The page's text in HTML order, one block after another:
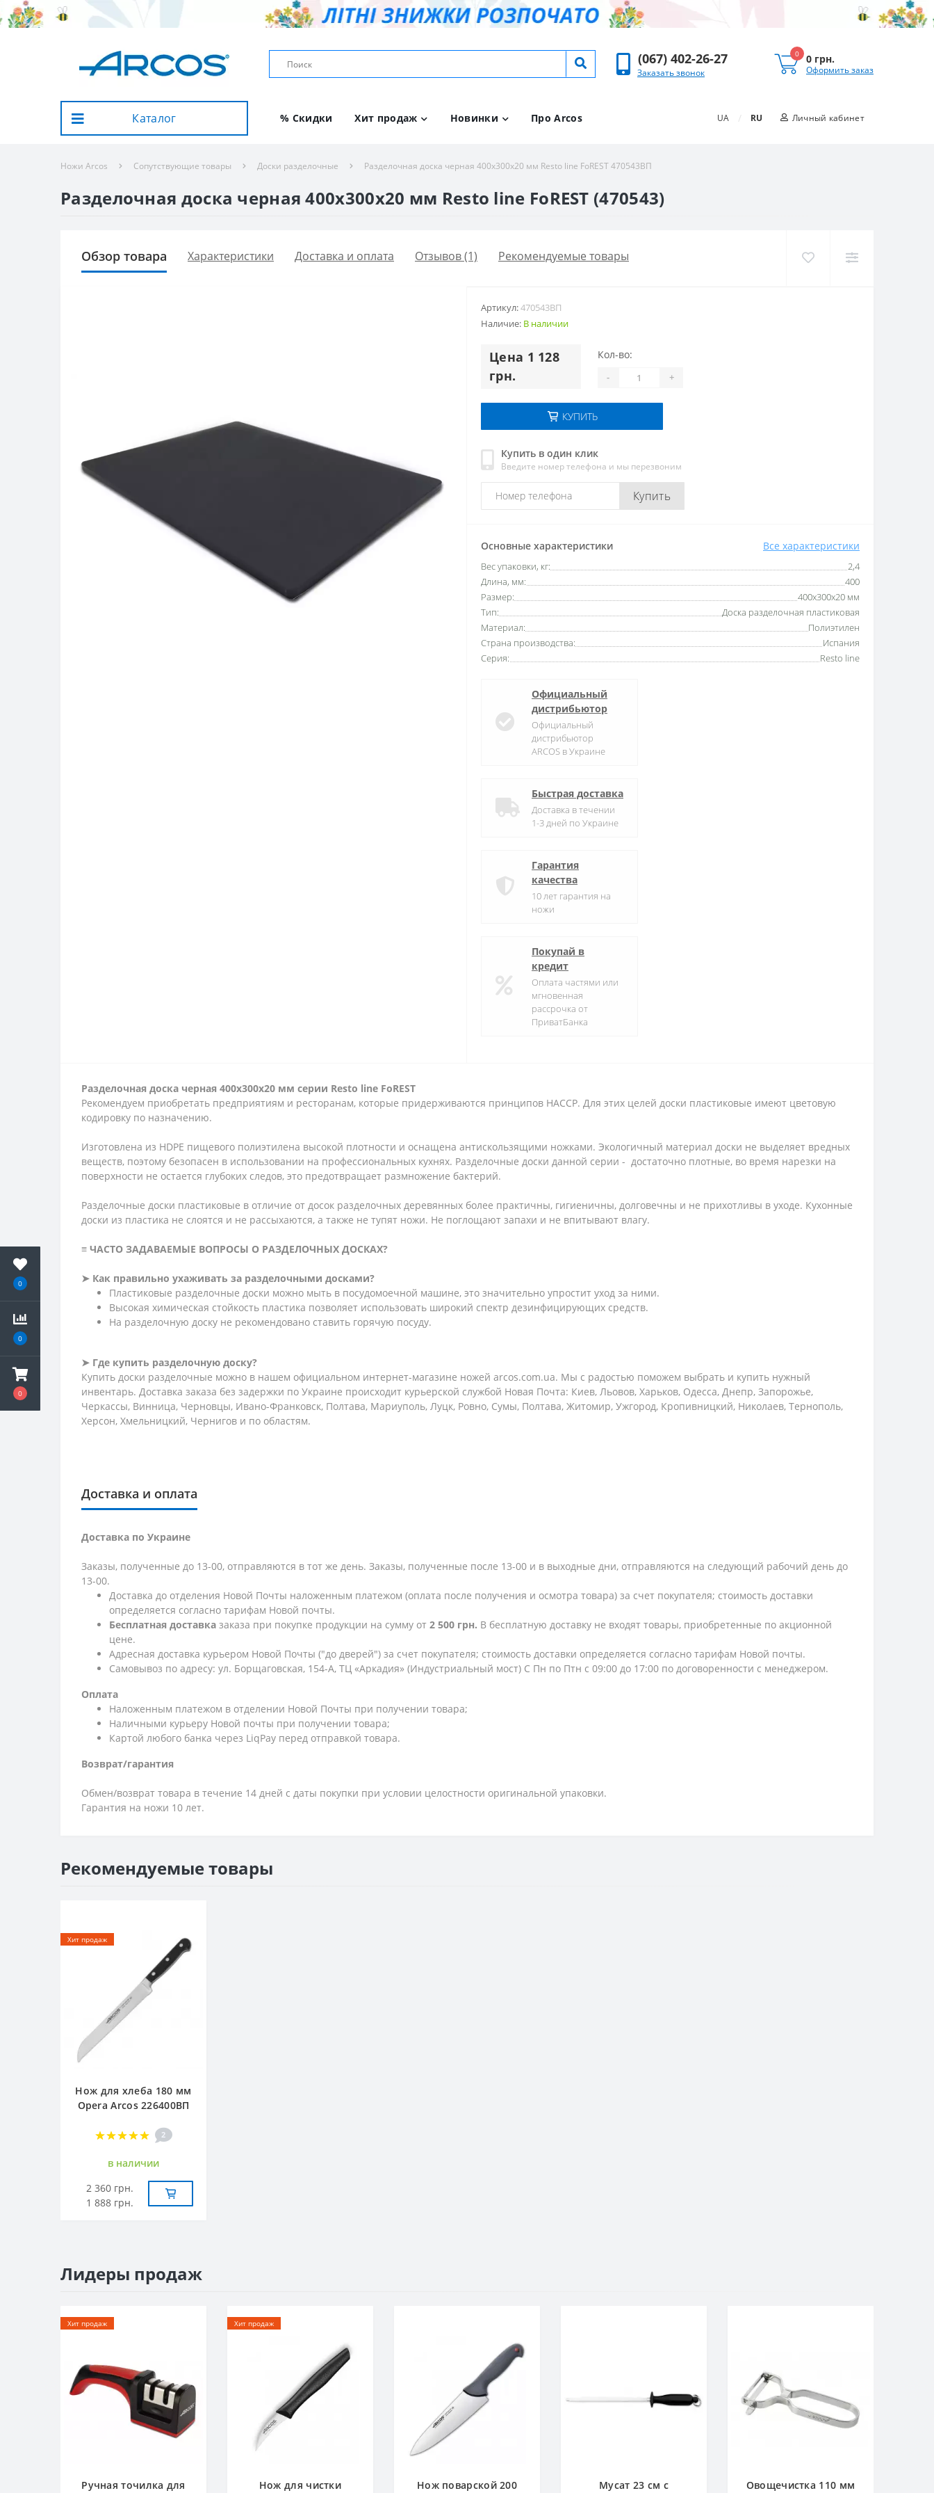
0
0
0
(067) 402-26-27
Заказать звонок
0 0 грн.
Оформить заказ
Каталог % Скидки Хит продаж Новинки Про Arcos UA / RU Личный кабинет
Ножи Arcos Сопутствующие товары Доски разделочные Разделочная доска черная 400х300х20 мм Resto line FoREST 470543ВП
Разделочная доска черная 400х300х20 мм Resto line FoREST (470543)
Обзор товара Характеристики Доставка и оплата Отзывов (1) Рекомендуемые товары
Артикул:470543ВП
Наличие: В наличии
Цена 1 128
грн.
Кол-во:
- +
КУПИТЬ
Купить в один клик
Введите номер телефона и мы перезвоним
Купить
Основные характеристики Все характеристики
Вес упаковки, кг:
2,4
Длина, мм:
400
Размер:
400х300х20 мм
Тип:
Доска разделочная пластиковая
Материал:
Полиэтилен
Страна производства:
Испания
Серия:
Resto line
Официальный
дистрибьютор
Официальный
дистрибьютор
ARCOS в Украине
Быстрая доставка
Доставка в течении
1-3 дней по Украине
Гарантия
качества
10 лет гарантия на
ножи
Покупай в
кредит
Оплата частями или
мгновенная
рассрочка от
ПриватБанка
Разделочная доска черная 400х300х20 мм серии Resto line FoREST
Рекомендуем приобретать предприятиям и ресторанам, которые придерживаются принципов HACCP. Для этих целей доски пластиковые имеют цветовую
кодировку по назначению.
Изготовлена ​​из HDPE пищевого полиэтилена высокой плотности и оснащена антискользящими ножками. Экологичный материал доски не выделяет вредных
веществ, поэтому безопасен в использовании на профессиональных кухнях. Разделочные доски данной серии - достаточно плотные, во время нарезки на
поверхности не остается глубоких следов, это предотвращает размножение бактерий.
Разделочные доски пластиковые в отличие от досок разделочных деревянных более практичны, гигиеничны, долговечны и не прихотливы в уходе. Кухонные
доски из пластика не слоятся и не рассыхаются, а также не тупят ножи. Не поглощают запахи и не впитывают влагу.
≡ ЧАСТО ЗАДАВАЕМЫЕ ВОПРОСЫ О РАЗДЕЛОЧНЫХ ДОСКАХ?
➤ Как правильно ухаживать за разделочными досками?
Пластиковые разделочные доски можно мыть в посудомоечной машине, это значительно упростит уход за ними.
Высокая химическая стойкость пластика позволяет использовать широкий спектр дезинфицирующих средств.
На разделочную доску не рекомендовано ставить горячую посуду.
➤ Где купить разделочную доску?
Купить доски разделочные можно в нашем официальном интернет-магазине ножей arcos.com.ua. Мы с радостью поможем выбрать и купить нужный
инвентарь. Доставка заказа без задержки по Украине происходит курьерской службой Новая Почта: Киев, Льовов, Харьков, Одесса, Днепр, Запорожье,
Черкассы, Винница, Черновцы, Ивано-Франковск, Полтава, Мариуполь, Луцк, Ровно, Сумы, Полтава, Житомир, Ужгород, Кропивницкий, Николаев, Тернополь,
Херсон, Хмельницкий, Чернигов и по областям.
Доставка и оплата
Доставка по Украине
Заказы, полученные до 13-00, отправляются в тот же день. Заказы, полученные после 13-00 и в выходные дни, отправляются на следующий рабочий день до
13-00.
Доставка до отделения Новой Почты наложенным платежом (оплата после получения и осмотра товара) за счет покупателя; стоимость доставки
определяется согласно тарифам Новой почты.
Бесплатная доставка заказа при покупке продукции на сумму от 2 500 грн. В бесплатную доставку не входят товары, приобретенные по акционной
цене.
Адресная доставка курьером Новой Почты ("до дверей") за счет покупателя; стоимость доставки определяется согласно тарифам Новой почты.
Самовывоз по адресу: ул. Борщаговская, 154-А, ТЦ «Аркадия» (Индустриальный мост) С Пн по Птн с 09:00 до 17:00 по договоренности с менеджером.
Оплата
Наложенным платежом в отделении Новой Почты при получении товара;
Наличными курьеру Новой почты при получении товара;
Картой любого банка через LiqPay перед отправкой товара.
Возврат/гарантия
Обмен/возврат товара в течение 14 дней с даты покупки при условии целостности оригинальной упаковки.
Гарантия на ножи 10 лет.
Рекомендуемые товары
Хит продаж
Нож для хлеба 180 мм
Opera Arcos 226400ВП
2
в наличии
2 360 грн.
1 888 грн.
Лидеры продаж
Хит продаж
Ручная точилка для
Хит продаж
Нож для чистки Нож поварской 200 Мусат 23 см с Овощечистка 110 мм